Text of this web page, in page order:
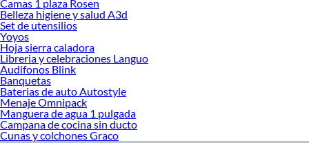
Camas 1 plaza Rosen
Belleza higiene y salud A3d
Set de utensilios
Yoyos
Hoja sierra caladora
Libreria y celebraciones Languo
Audifonos Blink
Banquetas
Baterias de auto Autostyle
Menaje Omnipack
Manguera de agua 1 pulgada
Campana de cocina sin ducto
Cunas y colchones Graco